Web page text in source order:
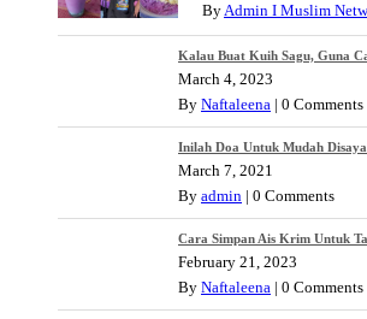
ByAdmin I Muslim
Kalau Buat Kuih Sagu, Guna
March 4, 2023
By Naftaleena | 0 Comments
Inilah Doa Untuk Mudah
March 7, 2021
By admin | 0 Comments
Cara Simpan Ais Krim Untuk
February 21, 2023
By Naftaleena | 0 Comments